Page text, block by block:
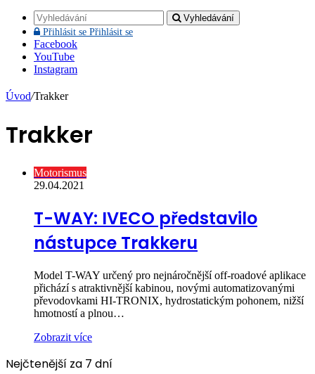
Vyhledávání
Přihlásit se Přihlásit se
Facebook
YouTube
Instagram
Úvod/Trakker
Trakker
Motorismus
29.04.2021
T-WAY: IVECO představilo
nástupce Trakkeru
Model T-WAY určený pro nejnáročnější off-roadové aplikace
přichází s atraktivnější kabinou, novými automatizovanými
převodovkami HI-TRONIX, hydrostatickým pohonem, nižší
hmotností a plnou…
Zobrazit více
Nejčtenější za 7 dní